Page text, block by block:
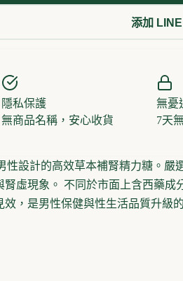
添加 LINE
隱私保護
無商品名稱，安心收貨
無憂
7天
設計的高效草本補腎精力糖。
虛現象。 不同於市面上含西藥
，是男性保健與性生活品質升級